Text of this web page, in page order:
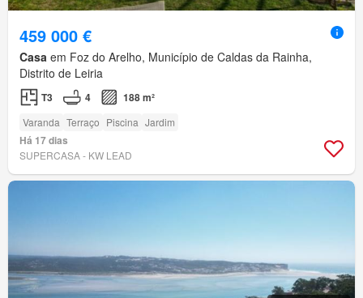
459 000 €
Casa em Foz do Arelho, Município de Caldas da Rainha,
Distrito de Leiria
T3 4 188 m²
Varanda Terraço Piscina Jardim
Há 17 dias
SUPERCASA - KW LEAD